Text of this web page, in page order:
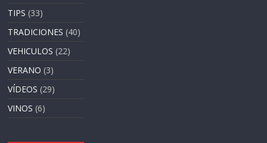
TIPS (33)
TRADICIONES (40)
VEHICULOS (22)
VERANO (3)
VÍDEOS (29)
VINOS (6)